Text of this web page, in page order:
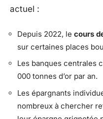
actuel :
Depuis 2022, le cours
sur certaines places
Les banques centrales
000 tonnes d’or par an.
Les épargnants
nombreux à chercher